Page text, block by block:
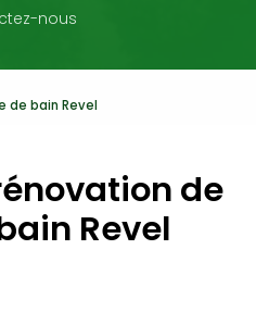
nous
de bain Revel
de
Revel